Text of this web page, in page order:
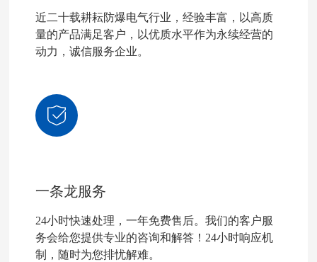
近二十载耕耘防爆电气行业，经验丰富，以高质
量的产品满足客户，以优质水平作为永续经营的
动力，诚信服务企业。
一条龙服务
24小时快速处理，一年免费售后。我们的客户服
务会给您提供专业的咨询和解答！24小时响应机
制，随时为您排忧解难。